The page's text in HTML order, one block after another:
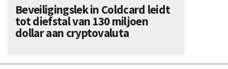
Beveiligingslek in Coldcard leidt
tot diefstal van 130 miljoen
dollar aan cryptovaluta